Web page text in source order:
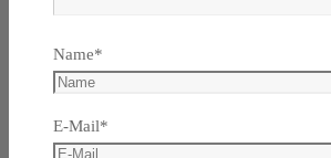
Name*
E-Mail*